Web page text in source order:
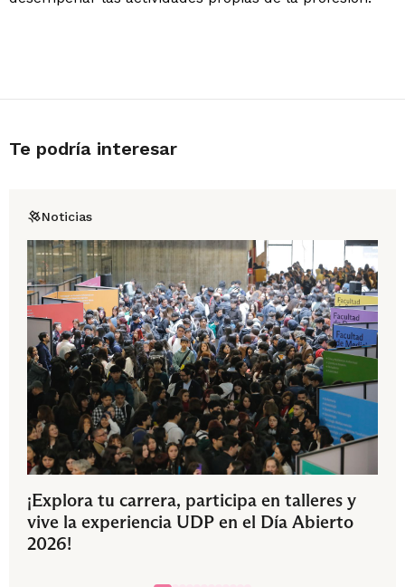
Te podría interesar
Noticias
¡Explora tu carrera, participa en talleres y
vive la experiencia UDP en el Día Abierto
2026!